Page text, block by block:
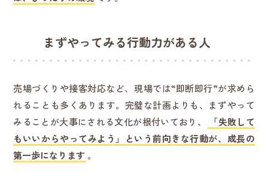
まずやってみる行動力がある人
売場づくりや接客対応など、現場では“即断即行”が求めら
れることも多くあります。完璧な計画よりも、まずやって
みることが大事にされる文化が根付いており、
「失敗して
もいいからやってみよう」という前向きな行動が、成長の
第一歩になります 。